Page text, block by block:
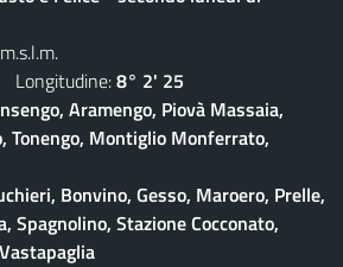
m.s.l.m.
Longitudine:8° 2' 25
Aramengo, Piovà Massaia,
Tonengo, Montiglio Monferrato,
Bonvino, Gesso, Maroero, Prelle,
Spagnolino, Stazione Cocconato,